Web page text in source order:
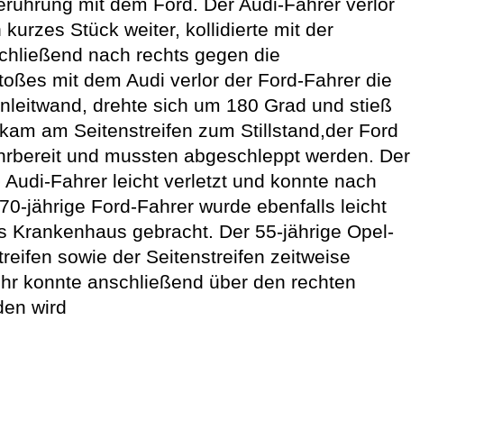
Stück weiter, kollidierte mit der
nach rechts gegen die
mit dem Audi verlor der Ford-Fahrer die
drehte sich um 180 Grad und stieß
am Seitenstreifen zum Stillstand,der Ford
und mussten abgeschleppt werden. Der
Fahrer leicht verletzt und konnte nach
jährige Ford-Fahrer wurde ebenfalls leicht
gebracht. Der 55-jährige Opel-
sowie der Seitenstreifen zeitweise
konnte anschließend über den rechten
wird